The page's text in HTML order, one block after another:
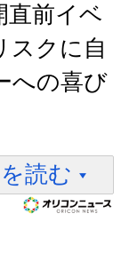
直前イベ
スクに自
への喜び
読む